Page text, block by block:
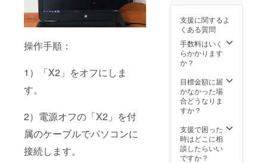
操作手順：
1）「X2」をオフにしま
す。
2）電源オフの「X2」を付
属のケーブルでパソコンに
接続します。
支援に関するよ
くある質問
手数料はいく
らかかります
か？
目標金額に届
かなかった場
合どうなりま
すか？
支援で困った
時はどこに相
談したらいい
ですか？